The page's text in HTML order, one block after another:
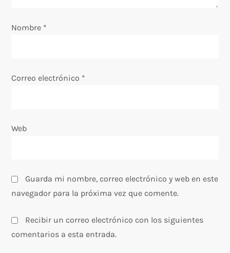
n
r
d
s
Nombre *
Correo electrónico *
Web
Guarda mi nombre, correo electrónico y web en este
navegador para la próxima vez que comente.
Recibir un correo electrónico con los siguientes
comentarios a esta entrada.